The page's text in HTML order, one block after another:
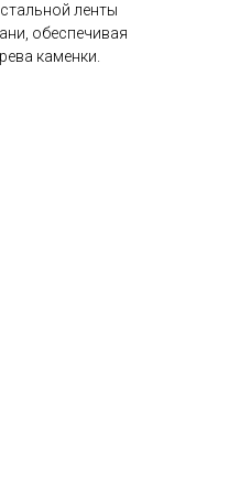
ленты
обеспечивая
каменки.